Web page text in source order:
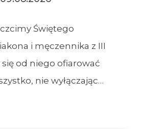
Świętego
i męczennika z III
od niego ofiarować
nie wyłączając…